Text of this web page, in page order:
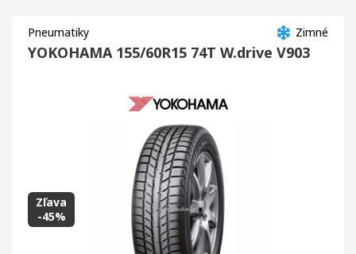
Zimné
Pneumatiky
YOKOHAMA 155/60R15 74T W.drive V903
Zľava
-45%